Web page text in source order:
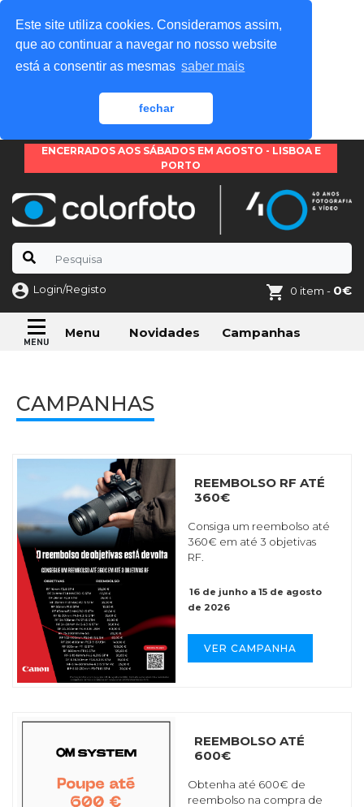
Este site utiliza cookies. Consideramos assim,
que ao continuar a navegar no nosso website
está a consentir as mesmas saber mais
fechar
ENCERRADOS AOS SÁBADOS EM AGOSTO - LISBOA E
PORTO
Login/Registo 0 item - 0€
Menu Novidades Campanhas
CAMPANHAS
REEMBOLSO RF ATÉ
360€
Consiga um reembolso até
360€ em até 3 objetivas
RF.
16 de junho a 15 de agosto
de 2026
VER CAMPANHA
REEMBOLSO ATÉ
600€
Obtenha até 600€ de
reembolso na compra de